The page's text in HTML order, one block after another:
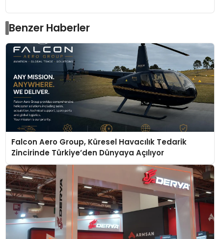
Benzer Haberler
Falcon Aero Group, Küresel Havacılık Tedarik
Zincirinde Türkiye’den Dünyaya Açılıyor